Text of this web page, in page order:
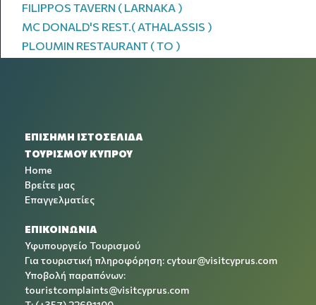
FILIPPOS TAVERN ( LARNAKA )
MC DONALD'S REST.( ATHALASSIS )
PLOUMIN RESTAURANT ( TO )
ΕΠΙΣΗΜΗ ΙΣΤΟΣΕΛΙΔΑ
ΤΟΥΡΙΣΜΟΥ ΚΥΠΡΟΥ
Home
Βρείτε μας
Επαγγελματίες
ΕΠΙΚΟΙΝΩΝΙΑ
Υφυπουργείο Τουρισμού
Για τουριστική πληροφόρηση: cytour@visitcyprus.com
Υποβολή παραπόνων:
touristcomplaints@visitcyprus.com